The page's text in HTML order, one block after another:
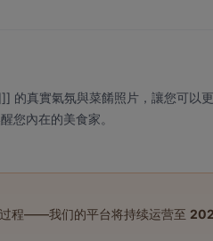
真實氣氛與菜餚照片，讓您可以
您內在的美食家。
程——我们的平台将持续运营至